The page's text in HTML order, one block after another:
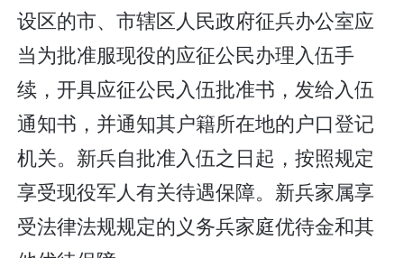
设区的市、市辖区人民政府征兵办公室应
当为批准服现役的应征公民办理入伍手
续，开具应征公民入伍批准书，发给入伍
通知书，并通知其户籍所在地的户口登记
机关。新兵自批准入伍之日起，按照规定
享受现役军人有关待遇保障。新兵家属享
受法律法规规定的义务兵家庭优待金和其